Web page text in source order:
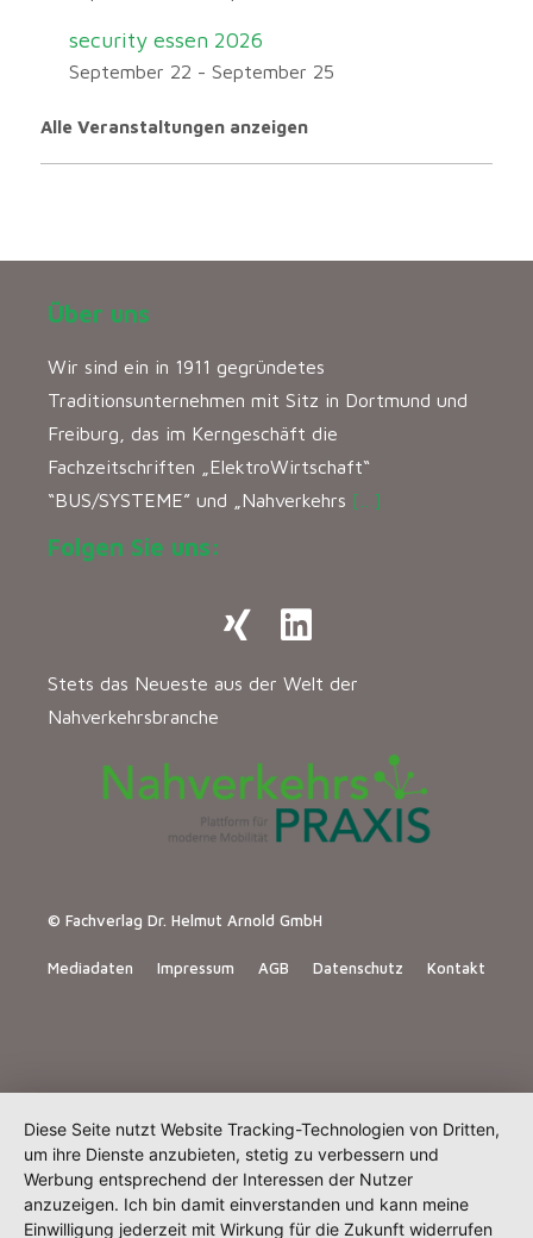
security essen 2026
September 22 - September 25
Alle Veranstaltungen anzeigen
Über uns
Wir sind ein in 1911 gegründetes
Traditionsunternehmen mit Sitz in Dortmund und
Freiburg, das im Kerngeschäft die
Fachzeitschriften „ElektroWirtschaft“
“BUS/SYSTEME” und „Nahverkehrs […]
Folgen Sie uns:
Stets das Neueste aus der Welt der
Nahverkehrsbranche
© Fachverlag Dr. Helmut Arnold GmbH
Mediadaten Impressum AGB Datenschutz Kontakt
Diese Seite nutzt Website Tracking-Technologien von Dritten,
um ihre Dienste anzubieten, stetig zu verbessern und
Werbung entsprechend der Interessen der Nutzer
anzuzeigen. Ich bin damit einverstanden und kann meine
Einwilligung jederzeit mit Wirkung für die Zukunft widerrufen